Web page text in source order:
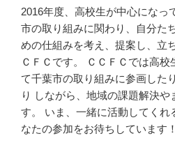
2016年度、高校生が中心になっ
市の取り組みに関わり、自分た
めの仕組みを考え、提案し、立
ＣＦＣです。 ＣＣＦＣでは高校
て千葉市の取り組みに参画した
り しながら、地域の課題解決や
す。 いま、一緒に活動してくれ
なたの参加をお待ちしています！